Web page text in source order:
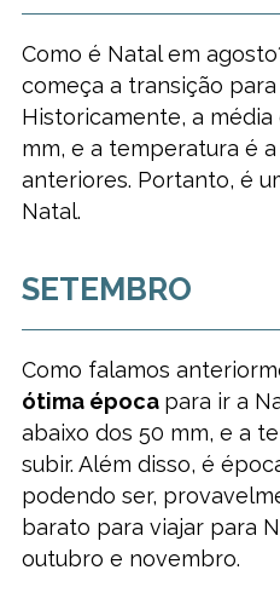
Como é Natal em
começa a transição
Historicamente, a média
mm, e a temperatura é
anteriores. Portanto, é
Natal.
SETEMBRO
Como falamos
ótima época para ir a
abaixo dos 50 mm, e a
subir. Além disso, é
podendo ser,
barato para viajar para
outubro e novembro.